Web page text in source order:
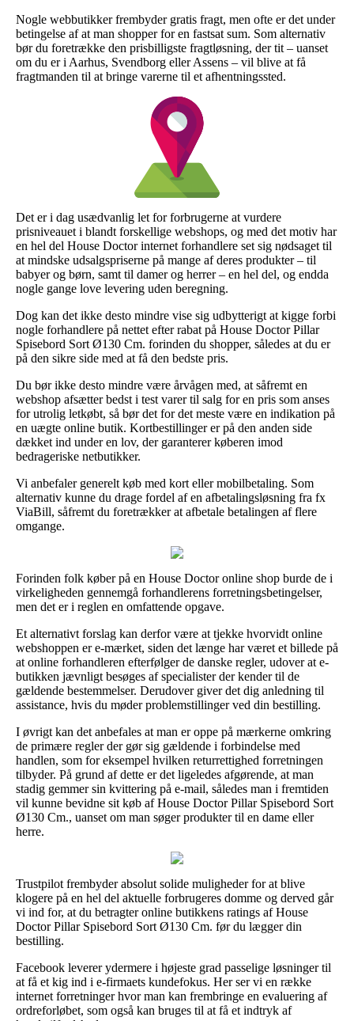
Nogle webbutikker frembyder gratis fragt, men ofte er det under
betingelse af at man shopper for en fastsat sum. Som alternativ
bør du foretrække den prisbilligste fragtløsning, der tit – uanset
om du er i Aarhus, Svendborg eller Assens – vil blive at få
fragtmanden til at bringe varerne til et afhentningssted.
Det er i dag usædvanlig let for forbrugerne at vurdere
prisniveauet i blandt forskellige webshops, og med det motiv har
en hel del House Doctor internet forhandlere set sig nødsaget til
at mindske udsalgspriserne på mange af deres produkter – til
babyer og børn, samt til damer og herrer – en hel del, og endda
nogle gange love levering uden beregning.
Dog kan det ikke desto mindre vise sig udbytterigt at kigge forbi
nogle forhandlere på nettet efter rabat på House Doctor Pillar
Spisebord Sort Ø130 Cm. forinden du shopper, således at du er
på den sikre side med at få den bedste pris.
Du bør ikke desto mindre være årvågen med, at såfremt en
webshop afsætter bedst i test varer til salg for en pris som anses
for utrolig letkøbt, så bør det for det meste være en indikation på
en uægte online butik. Kortbestillinger er på den anden side
dækket ind under en lov, der garanterer køberen imod
bedrageriske netbutikker.
Vi anbefaler generelt køb med kort eller mobilbetaling. Som
alternativ kunne du drage fordel af en afbetalingsløsning fra fx
ViaBill, såfremt du foretrækker at afbetale betalingen af flere
omgange.
Forinden folk køber på en House Doctor online shop burde de i
virkeligheden gennemgå forhandlerens forretningsbetingelser,
men det er i reglen en omfattende opgave.
Et alternativt forslag kan derfor være at tjekke hvorvidt online
webshoppen er e-mærket, siden det længe har været et billede på
at online forhandleren efterfølger de danske regler, udover at e-
butikken jævnligt besøges af specialister der kender til de
gældende bestemmelser. Derudover giver det dig anledning til
assistance, hvis du møder problemstillinger ved din bestilling.
I øvrigt kan det anbefales at man er oppe på mærkerne omkring
de primære regler der gør sig gældende i forbindelse med
handlen, som for eksempel hvilken returrettighed forretningen
tilbyder. På grund af dette er det ligeledes afgørende, at man
stadig gemmer sin kvittering på e-mail, således man i fremtiden
vil kunne bevidne sit køb af House Doctor Pillar Spisebord Sort
Ø130 Cm., uanset om man søger produkter til en dame eller
herre.
Trustpilot frembyder absolut solide muligheder for at blive
klogere på en hel del aktuelle forbrugeres domme og derved går
vi ind for, at du betragter online butikkens ratings af House
Doctor Pillar Spisebord Sort Ø130 Cm. før du lægger din
bestilling.
Facebook leverer ydermere i højeste grad passelige løsninger til
at få et kig ind i e-firmaets kundefokus. Her ser vi en række
internet forretninger hvor man kan frembringe en evaluering af
ordreforløbet, som også kan bruges til at få et indtryk af